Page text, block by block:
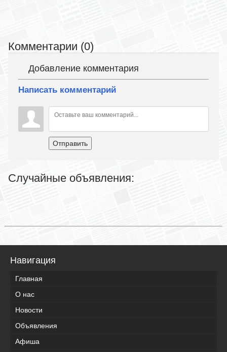
Комментарии (0)
Добавление комментария
Написать комментарий
Отправить
Случайные объявления:
Навигация
Главная
О нас
Новости
Объявления
Афиша